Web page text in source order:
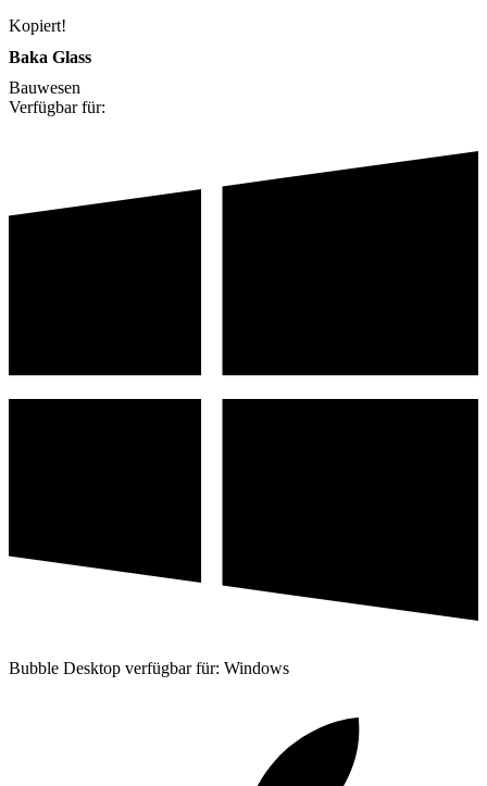
Kopiert!
Baka Glass
Bauwesen
Verfügbar für:
Bubble Desktop verfügbar für: Windows